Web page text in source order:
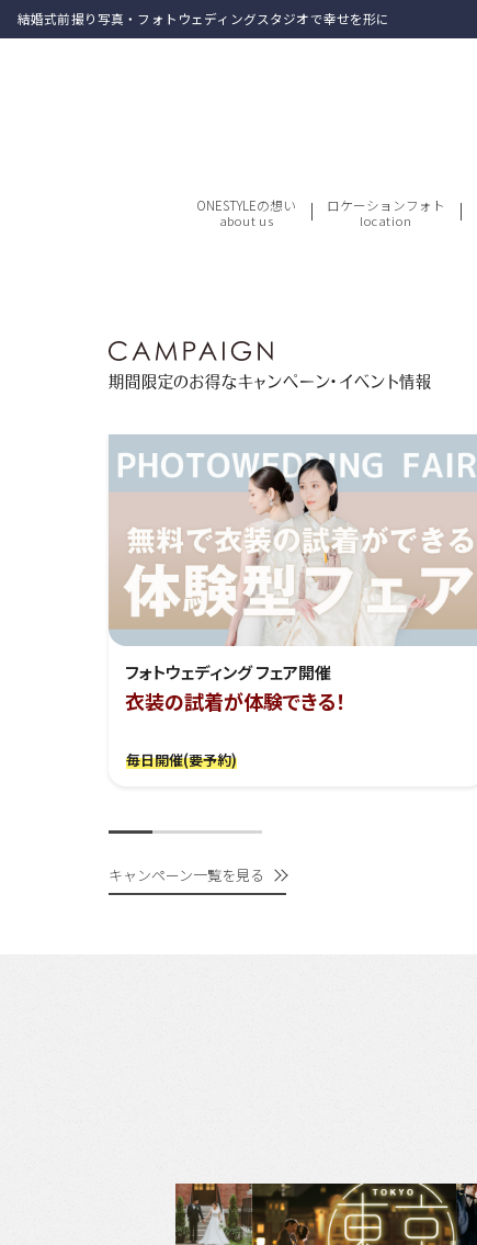
結婚式前撮り写真・フォトウェディングスタジオで幸せを形に
ONESTYLEの想い
about us
ロケーションフォト
location
期間限定のお得なキャンペーン・イベント情報
フォトウェディング フェア開催
衣装の試着が体験できる！
毎日開催(要予約)
キャンペーン一覧を見る